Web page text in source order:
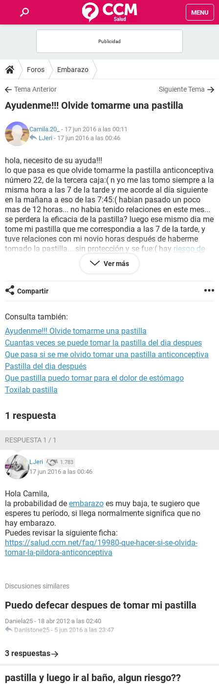
MENU
FOROS
SALUD
FAMILIA
NUTRICIÓN
BIENESTAR
SEXUALIDAD
GLOSARIO
Foros Embarazo
Tema Anterior Siguiente Tema
Ayudenme!!! Olvide tomarme una pastilla
Camila.20_ - 17 jun 2016 a las 00:11
LJeri - 17 jun 2016 a las 00:46
hola, necesito de su ayuda!!!
lo que pasa es que olvide tomarme la pastilla anticonceptiva
número 22, de la tercera caja:( n yo me las tomo siempre a la
misma hora a las 7 de la tarde y me acorde al día siguiente
en la mañana a eso de las 7:45:( habian pasado un poco
mas de 12 horas... no habia tenido relaciones en este mes...
se perdera la eficacia de la pastilla? luego ese mismo dia me
tome mi pastilla que me correspondia a las 7 de la tarde, y
tuve relaciones con mi novio horas después de haberme
tomado la pastilla... sin protección y se fue:( hay riesgo de
?:( faltan 6 días para que me llegue la regla,
deberia tomarme las placebo? que hago? por favor
Ver más
Compartir
Consulta también:
Ayudenme!!! Olvide tomarme una pastilla
Cuantas veces se puede tomar la pastilla del dia despues
Que pasa si se me olvido tomar una pastilla anticonceptiva
Pastilla del dia después
Que pastilla puedo tomar para el dolor de estómago
Toxilab pastilla
1 respuesta
RESPUESTA 1 / 1
LJeri 1.783
17 jun 2016 a las 00:46
Hola Camila,
la probabilidad de embarazo es muy baja, te sugiero que
esperes tu período, si llega normalmente significa que no
hay embarazo.
Puedes revisar la siguiente ficha:
https://salud.ccm.net/faq/19980-que-hacer-si-se-olvida-
tomar-la-pildora-anticonceptiva
Discusiones similares
Puedo defecar despues de tomar mi pastilla
Daniela25 - 18 abr 2012 a las 02:40
Danistone25 - 5 jun 2016 a las 23:47
3 respuestas
pastilla y luego ir al baño, algun riesgo??